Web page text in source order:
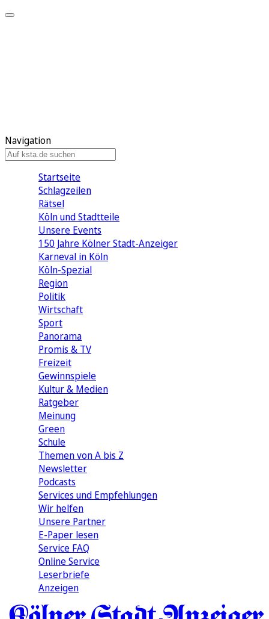
Navigation
Startseite
Schlagzeilen
Rätsel
Köln und Stadtteile
Unsere Events
150 Jahre Kölner Stadt-Anzeiger
Karneval in Köln
Köln-Spezial
Region
Politik
Wirtschaft
Sport
Panorama
Promis & TV
Freizeit
Gewinnspiele
Kultur & Medien
Ratgeber
Meinung
Green
Schule
Themen von A bis Z
Newsletter
Podcasts
Services und Empfehlungen
Wir helfen
Unsere Partner
E-Paper lesen
Service FAQ
Online Service
Leserbriefe
Anzeigen